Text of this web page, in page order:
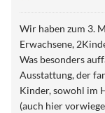
Wir haben zum 3.
Erwachsene, 2Kinder) in der alten Molkerei gemacht.
Was besonders
Ausstattung, der fantastische
Kinder, sowohl im
(auch hier